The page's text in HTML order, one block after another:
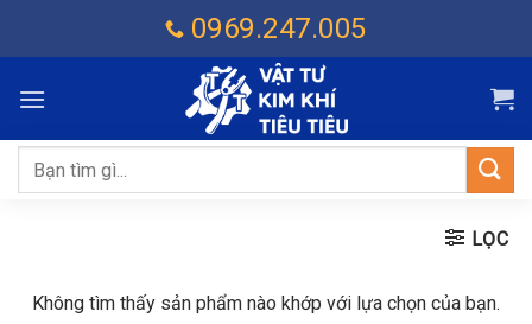
dung
0969.247.005
Tìm
kiếm:
LỌC
Không tìm thấy sản phẩm nào khớp với lựa chọn của bạn.